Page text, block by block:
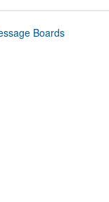
Boards